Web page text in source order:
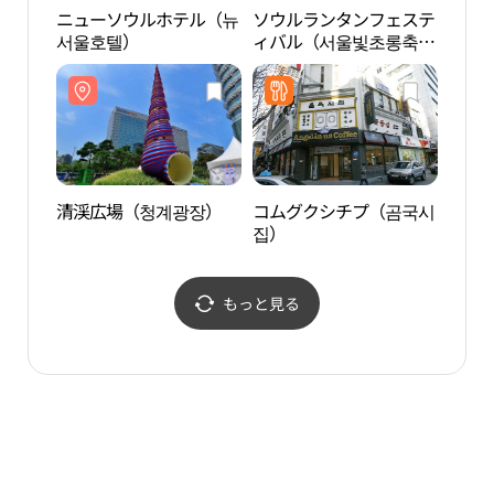
ニューソウルホテル（뉴
서울호텔）
ソウルランタンフェステ
ィバル（서울빛초롱축
제）
清渓広場（청계광장）
コムグクシチプ（곰국시
집）
もっと見る